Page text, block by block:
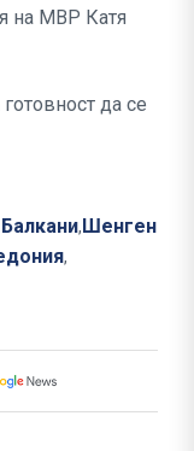
на МВР Катя
да се
, Шенген
,